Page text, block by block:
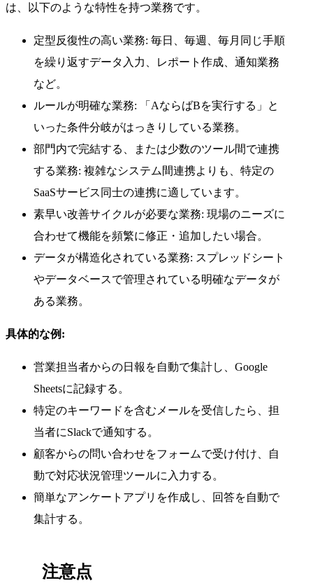
は、以下のような特性を持つ業務です。
定型反復性の高い業務: 毎日、毎週、毎月同じ手順
を繰り返すデータ入力、レポート作成、通知業務
など。
ルールが明確な業務: 「AならばBを実行する」と
いった条件分岐がはっきりしている業務。
部門内で完結する、または少数のツール間で連携
する業務: 複雑なシステム間連携よりも、特定の
SaaSサービス同士の連携に適しています。
素早い改善サイクルが必要な業務: 現場のニーズに
合わせて機能を頻繁に修正・追加したい場合。
データが構造化されている業務: スプレッドシート
やデータベースで管理されている明確なデータが
ある業務。
具体的な例:
営業担当者からの日報を自動で集計し、Google
Sheetsに記録する。
特定のキーワードを含むメールを受信したら、担
当者にSlackで通知する。
顧客からの問い合わせをフォームで受け付け、自
動で対応状況管理ツールに入力する。
簡単なアンケートアプリを作成し、回答を自動で
集計する。
注意点